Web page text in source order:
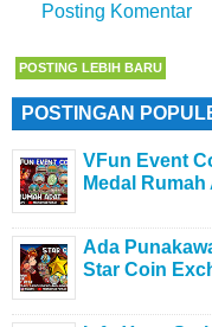
Posting Komentar
POSTING LEBIH BARU
POSTINGAN
VFun Event
Medal
Ada
Star Coin